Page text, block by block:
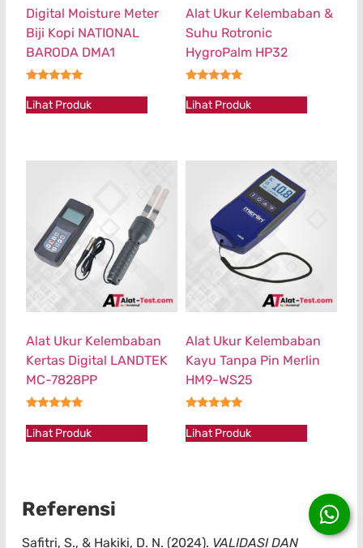
Digital Moisture Meter
Biji Kopi NATIONAL
BARODA DMA1
Lihat Produk
Alat Ukur Kelembaban &
Suhu Rotronic
HygroPalm HP32
Lihat Produk
Alat Ukur Kelembaban
Kertas Digital LANDTEK
MC-7828PP
Lihat Produk
Alat Ukur Kelembaban
Kayu Tanpa Pin Merlin
HM9-WS25
Lihat Produk
Referensi
Safitri, S., & Hakiki, D. N. (2024). VALIDASI DAN